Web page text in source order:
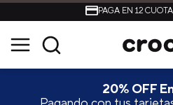
PAGA EN 12
20% OFF